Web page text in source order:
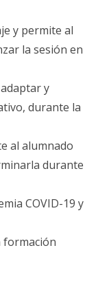
y permite al
la sesión en
y
durante la
al alumnado
durante
COVID-19 y
formación